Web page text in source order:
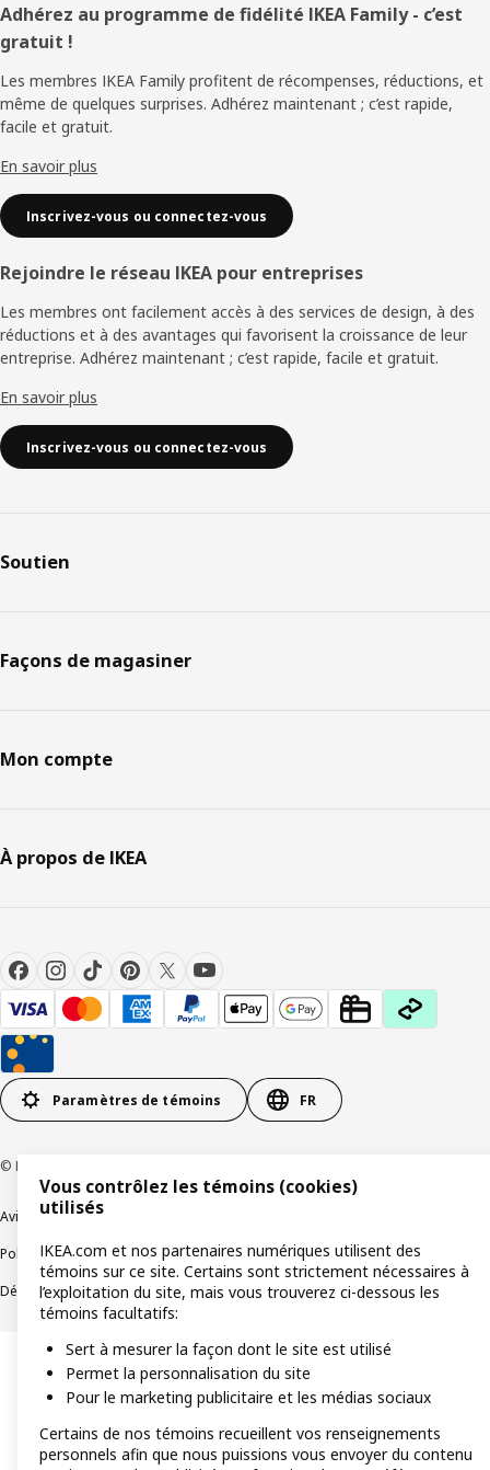
Pied
de
page
Adhérez au programme de fidélité IKEA Family - c’est
gratuit !
Les membres IKEA Family profitent de récompenses, réductions, et
même de quelques surprises. Adhérez maintenant ; c’est rapide,
facile et gratuit.
En savoir plus
Inscrivez-vous ou connectez-vous
Rejoindre le réseau IKEA pour entreprises
Les membres ont facilement accès à des services de design, à des
réductions et à des avantages qui favorisent la croissance de leur
entreprise. Adhérez maintenant ; c’est rapide, facile et gratuit.
En savoir plus
Inscrivez-vous ou connectez-vous
Soutien
Façons de magasiner
Mon compte
À propos de IKEA
Paramètres de témoins FR
© Inter IKEA Systems B.V 1999-2026
Avis de confidentialité
Politique de divulgation responsableModalités
Déclaration sur le travail forcé et les enfantsAccessibilité
Vous contrôlez les témoins (cookies)
utilisés
IKEA.com et nos partenaires numériques utilisent des
témoins sur ce site. Certains sont strictement nécessaires à
l’exploitation du site, mais vous trouverez ci-dessous les
témoins facultatifs:
Sert à mesurer la façon dont le site est utilisé
Permet la personnalisation du site
Pour le marketing publicitaire et les médias sociaux
Certains de nos témoins recueillent vos renseignements
personnels afin que nous puissions vous envoyer du contenu